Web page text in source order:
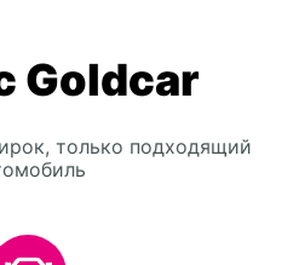
Goldcar
только подходящий